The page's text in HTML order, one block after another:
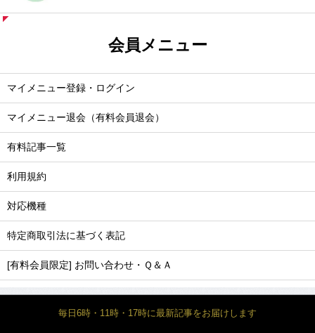
会員メニュー
マイメニュー登録・ログイン
マイメニュー退会（有料会員退会）
有料記事一覧
利用規約
対応機種
特定商取引法に基づく表記
[有料会員限定] お問い合わせ・Ｑ＆Ａ
毎日6時・11時・17時に最新記事をお届けします